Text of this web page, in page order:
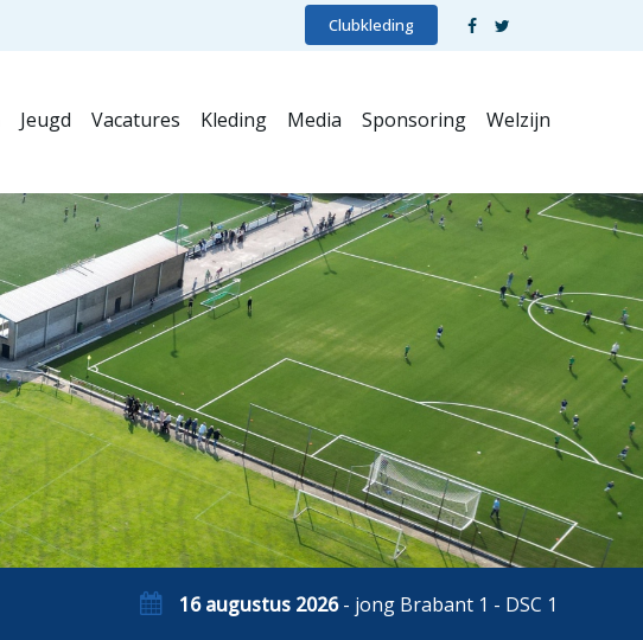
Clubkleding
Jeugd Vacatures Kleding Media Sponsoring Welzijn
16 augustus 2026- jong Brabant 1 - DSC 1